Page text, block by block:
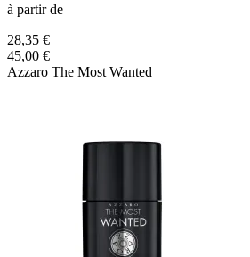
à partir de
28,35 €
45,00 €
Azzaro The Most Wanted